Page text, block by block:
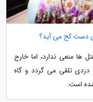
دست کج می آید؟
ها منعی ندارد، اما خارج
دزدی تلقی می گردد و گاه
است.